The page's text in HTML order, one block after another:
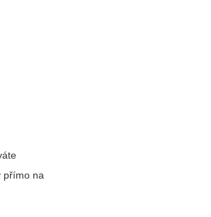
přímo na